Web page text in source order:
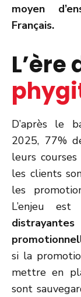
moyen
Français.
L’ère
D’après le
2025, 77%
leurs
les clients
les
L’enjeu
si la
mettre en
sont